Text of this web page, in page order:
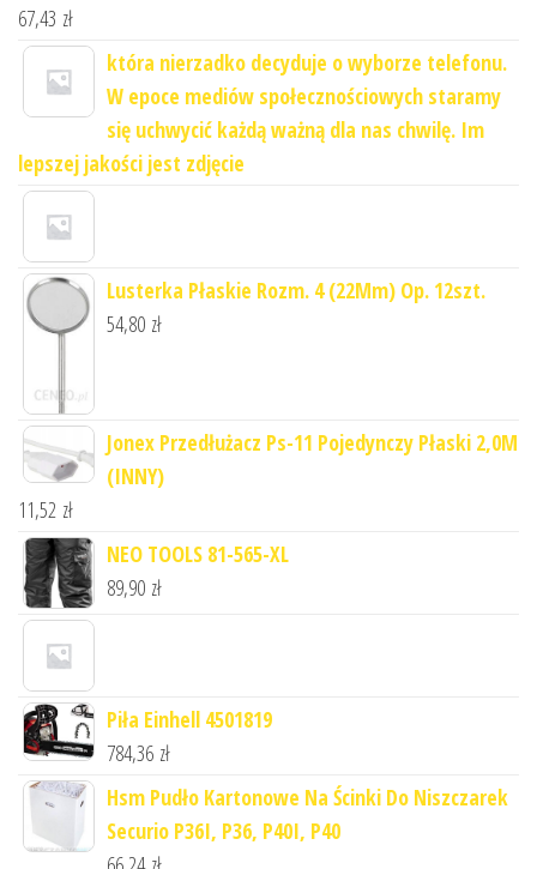
67,43 zł
która nierzadko decyduje o wyborze telefonu.
W epoce mediów społecznościowych staramy
się uchwycić każdą ważną dla nas chwilę. Im
lepszej jakości jest zdjęcie
Lusterka Płaskie Rozm. 4 (22Mm) Op. 12szt.
54,80 zł
Jonex Przedłużacz Ps-11 Pojedynczy Płaski 2,0M
(INNY)
11,52 zł
NEO TOOLS 81-565-XL
89,90 zł
Piła Einhell 4501819
784,36 zł
Hsm Pudło Kartonowe Na Ścinki Do Niszczarek
Securio P36I, P36, P40I, P40